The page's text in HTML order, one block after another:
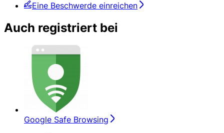
Eine Beschwerde einreichen
Auch registriert bei
Google Safe Browsing